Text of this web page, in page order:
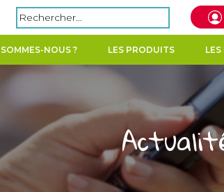
Rechercher :
NOUS ? LES PRODUITS